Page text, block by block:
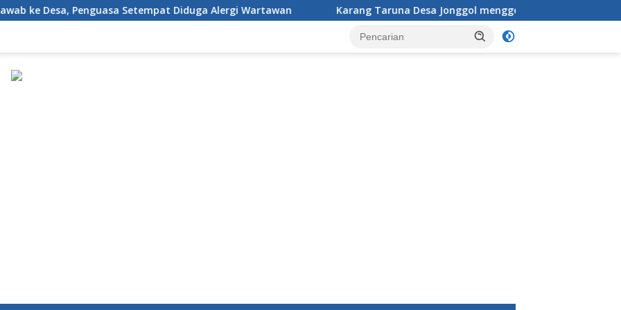
Setempat Diduga Alergi Wartawan Karang Taruna Desa Jonggol menggelar aksi penataan dan pembersihan